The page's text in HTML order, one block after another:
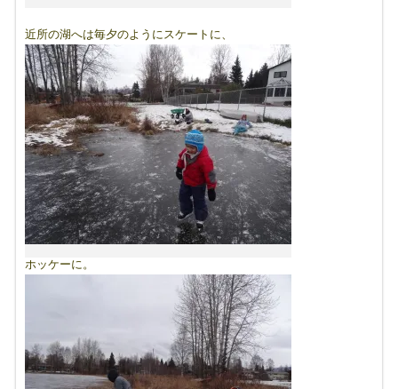
近所の湖へは毎夕のようにスケートに、
ホッケーに。